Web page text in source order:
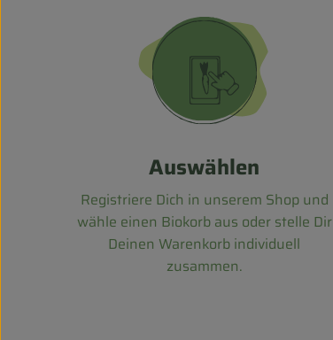
Auswählen
Registriere Dich in unserem Shop und
wähle einen Biokorb aus oder stelle Dir
Deinen Warenkorb individuell
zusammen.